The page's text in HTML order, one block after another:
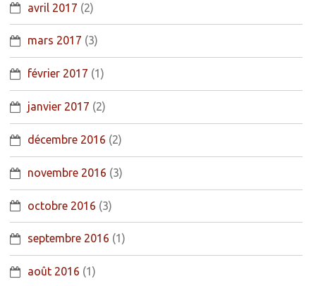
avril 2017 (2)
mars 2017 (3)
février 2017 (1)
janvier 2017 (2)
décembre 2016 (2)
novembre 2016 (3)
octobre 2016 (3)
septembre 2016 (1)
août 2016 (1)